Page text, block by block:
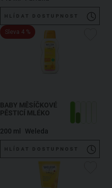
HLÍDAT DOSTUPNOST
Sleva 4 %
BABY MĚSÍČKOVÉ
PĚSTICÍ MLÉKO
200 ml Weleda
HLÍDAT DOSTUPNOST